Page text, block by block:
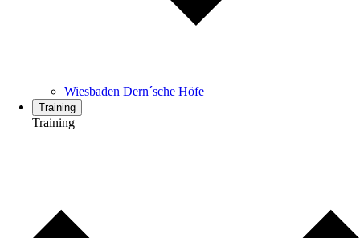
Wiesbaden Dern´sche Höfe
Training
Training